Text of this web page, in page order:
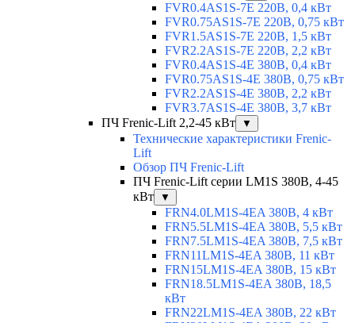
FVR0.4AS1S-7E 220В, 0,4 кВт
FVR0.75AS1S-7E 220В, 0,75 кВт
FVR1.5AS1S-7E 220В, 1,5 кВт
FVR2.2AS1S-7E 220В, 2,2 кВт
FVR0.4AS1S-4E 380В, 0,4 кВт
FVR0.75AS1S-4E 380В, 0,75 кВт
FVR2.2AS1S-4E 380В, 2,2 кВт
FVR3.7AS1S-4E 380В, 3,7 кВт
ПЧ Frenic-Lift 2,2-45 кВт
▼
Технические характеристики Frenic-
Lift
Обзор ПЧ Frenic-Lift
ПЧ Frenic-Lift серии LM1S 380В, 4-45
кВт
▼
FRN4.0LM1S-4EA 380В, 4 кВт
FRN5.5LM1S-4EA 380В, 5,5 кВт
FRN7.5LM1S-4EA 380В, 7,5 кВт
FRN11LM1S-4EA 380В, 11 кВт
FRN15LM1S-4EA 380В, 15 кВт
FRN18.5LM1S-4EA 380В, 18,5
кВт
FRN22LM1S-4EA 380В, 22 кВт